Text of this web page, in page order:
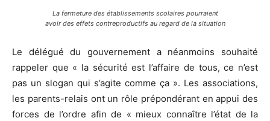
La fermeture des établissements scolaires pourraient
avoir des effets contreproductifs au regard de la situation
Le délégué du gouvernement a néanmoins souhaité
rappeler que « la sécurité est l’affaire de tous, ce n’est
pas un slogan qui s’agite comme ça ». Les associations,
les parents-relais ont un rôle prépondérant en appui des
forces de l’ordre afin de « mieux connaître l’état de la